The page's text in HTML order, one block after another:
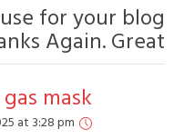
A round of